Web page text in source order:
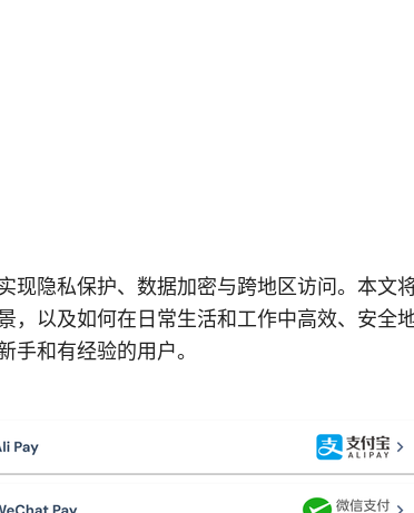
现隐私保护、数据加密与跨地区访问。本文
，以及如何在日常生活和工作中高效、安全
手和有经验的用户。